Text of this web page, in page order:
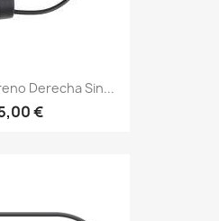
Derecha Sin...
€